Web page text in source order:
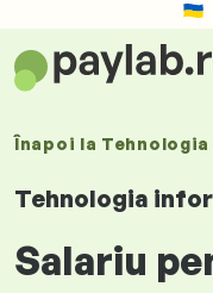
Înapoi la
Tehnologia
Salariu